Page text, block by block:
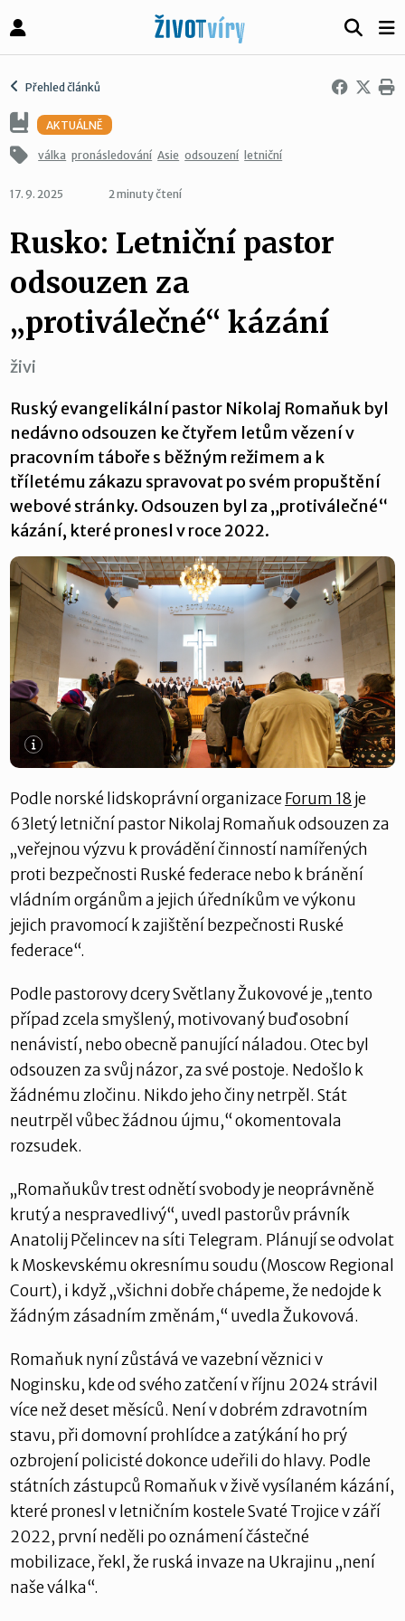
Přehled článků
AKTUÁLNĚ
válka pronásledování Asie odsouzení letniční
17. 9. 2025 2 minuty čtení
Rusko: Letniční pastor
odsouzen za
„protiválečné“ kázání
živi
Ruský evangelikální pastor Nikolaj Romaňuk byl
nedávno odsouzen ke čtyřem letům vězení v
pracovním táboře s běžným režimem a k
tříletému zákazu spravovat po svém propuštění
webové stránky. Odsouzen byl za „protiválečné“
kázání, které pronesl v roce 2022.
Podle norské lidskoprávní organizaceForum 18 je
63letý letniční pastor Nikolaj Romaňuk odsouzen za
„veřejnou výzvu k provádění činností namířených
proti bezpečnosti Ruské federace nebo k bránění
vládním orgánům a jejich úředníkům ve výkonu
jejich pravomocí k zajištění bezpečnosti Ruské
federace“.
Podle pastorovy dcery Světlany Žukovové je „tento
případ zcela smyšlený, motivovaný buď osobní
nenávistí, nebo obecně panující náladou. Otec byl
odsouzen za svůj názor, za své postoje. Nedošlo k
žádnému zločinu. Nikdo jeho činy netrpěl. Stát
neutrpěl vůbec žádnou újmu,“ okomentovala
rozsudek.
„Romaňukův trest odnětí svobody je neoprávněně
krutý a nespravedlivý“, uvedl pastorův právník
Anatolij Pčelincev na síti Telegram. Plánují se odvolat
k Moskevskému okresnímu soudu (Moscow Regional
Court), i když „všichni dobře chápeme, že nedojde k
žádným zásadním změnám,“ uvedla Žukovová.
Romaňuk nyní zůstává ve vazební věznici v
Noginsku, kde od svého zatčení v říjnu 2024 strávil
více než deset měsíců. Není v dobrém zdravotním
stavu, při domovní prohlídce a zatýkání ho prý
ozbrojení policisté dokonce udeřili do hlavy. Podle
státních zástupců Romaňuk v živě vysílaném kázání,
které pronesl v letničním kostele Svaté Trojice v září
2022, první neděli po oznámení částečné
mobilizace, řekl, že ruská invaze na Ukrajinu „není
naše válka“.